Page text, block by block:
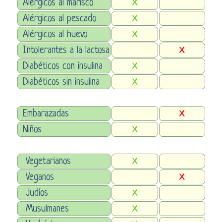
Alérgicos al marisco X
Alérgicos al pescado X
Alérgicos al huevo X
Intolerantes a la lactosa X
Diabéticos con insulina X
Diabéticos sin insulina X
Embarazadas X
Niños X
Vegetarianos X
Veganos X
Judíos X
Musulmanes X